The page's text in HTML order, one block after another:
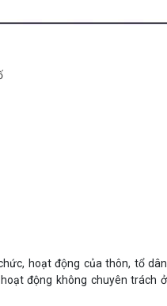
hoạt động của thôn, tổ dân
động không chuyên trách ở